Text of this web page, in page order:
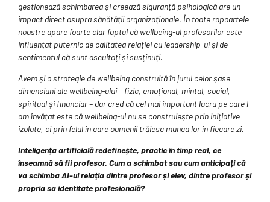
gestionează schimbarea și creează siguranță psihologică are un
impact direct asupra sănătății organizaționale. În toate rapoartele
noastre apare foarte clar faptul că wellbeing-ul profesorilor este
influențat puternic de calitatea relației cu leadership-ul și de
sentimentul că sunt ascultați și susținuți.
Avem și o strategie de wellbeing construită în jurul celor șase
dimensiuni ale wellbeing-ului – fizic, emoțional, mintal, social,
spiritual și financiar – dar cred că cel mai important lucru pe care l-
am învățat este că wellbeing-ul nu se construiește prin inițiative
izolate, ci prin felul în care oamenii trăiesc munca lor în fiecare zi.
Inteligența artificială redefinește, practic în timp real, ce
înseamnă să fii profesor. Cum a schimbat sau cum anticipați că
va schimba AI-ul relația dintre profesor și elev, dintre profesor și
propria sa identitate profesională?